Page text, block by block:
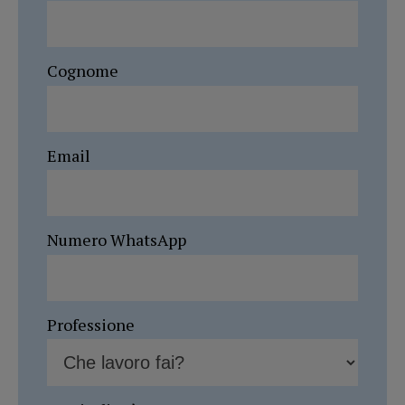
Cognome
Email
Numero WhatsApp
Professione